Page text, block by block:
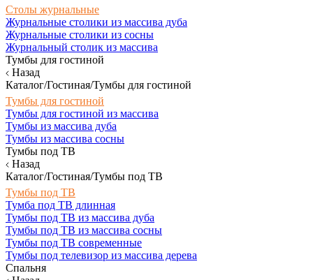
Столы журнальные
Журнальные столики из массива дуба
Журнальные столики из сосны
Журнальный столик из массива
Тумбы для гостиной
Назад
Каталог/Гостиная/Тумбы для гостиной
Тумбы для гостиной
Тумбы для гостиной из массива
Тумбы из массива дуба
Тумбы из массива сосны
Тумбы под ТВ
Назад
Каталог/Гостиная/Тумбы под ТВ
Тумбы под ТВ
Тумба под ТВ длинная
Тумбы под ТВ из массива дуба
Тумбы под ТВ из массива сосны
Тумбы под ТВ современные
Тумбы под телевизор из массива дерева
Спальня